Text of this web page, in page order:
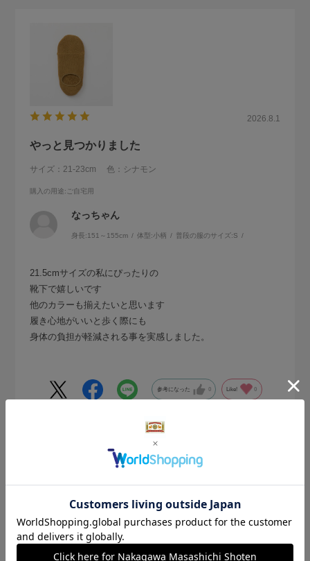
2026.8.1
やっと見つかりました
サイズ：21-23cm 色：シナモン
購入の用途:ご自宅用
なっちゃん
身長:151～155cm 体型:小柄 普段の服のサイズ:S
21.5cmサイズの私にぴったりの
靴下で嬉しいです
他のカラーも揃えたいと思います
履き心地がいいと歩く際にも
身体の負担が軽減される事を実感しました。
参考になった 0 Like! 0